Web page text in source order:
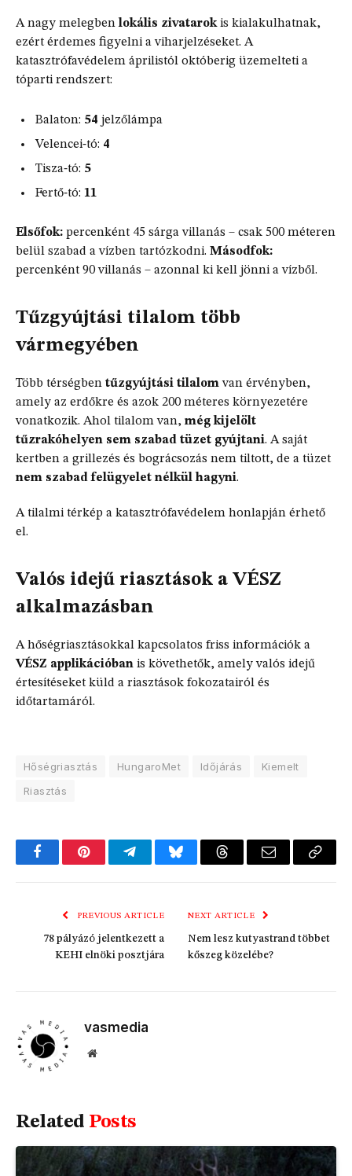
A nagy melegbenlokális zivatarokis kialakulhatnak,
ezért érdemes figyelni a viharjelzéseket. A
katasztrófavédelem áprilistól októberig üzemelteti a
tóparti rendszert:
Balaton: 54 jelzőlámpa
Velencei‑tó: 4
Tisza‑tó: 5
Fertő‑tó: 11
Elsőfok: percenként 45 sárga villanás – csak 500 méteren
belül szabad a vízben tartózkodni. Másodfok:
percenként 90 villanás – azonnal ki kell jönni a vízből.
Tűzgyújtási tilalom több
vármegyében
Több térségben tűzgyújtási tilalomvan érvényben,
amely az erdőkre és azok 200 méteres környezetére
vonatkozik. Ahol tilalom van, még kijelölt
tűzrakóhelyen sem szabad tüzet gyújtani. A saját
kertben a grillezés és bográcsozás nem tiltott, de a tüzet
nem szabad felügyelet nélkül hagyni.
A tilalmi térkép a katasztrófavédelem honlapján érhető
el.
Valós idejű riasztások a VÉSZ
alkalmazásban
A hőségriasztásokkal kapcsolatos friss információk a
VÉSZ applikációban is követhetők, amely valós idejű
értesítéseket küld a riasztások fokozatairól és
időtartamáról.
Hőségriasztás HungaroMet Időjárás
Kiemelt
Riasztás
FacebookPinterestTelegramBlueskyThreadsEmail
Copy
PREVIOUS ARTICLE
78 pályázó jelentkezett a
KEHI elnöki posztjára
NEXT ARTICLE
Nem lesz kutyastrand többet
kőszeg közelébe?
vasmedia
Website
Related Posts